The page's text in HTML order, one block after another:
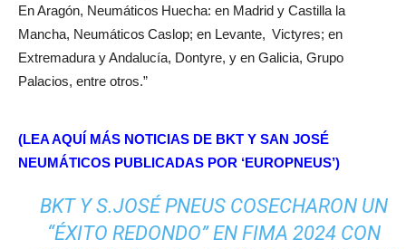
En Aragón, Neumáticos Huecha: en Madrid y Castilla la
Mancha, Neumáticos Caslop; en Levante, Victyres; en
Extremadura y Andalucía, Dontyre, y en Galicia, Grupo
Palacios, entre otros.”
(LEA AQUÍ MÁS NOTICIAS DE BKT Y SAN JOSÉ
NEUMÁTICOS PUBLICADAS POR ‘EUROPNEUS’)
BKT Y S.JOSÉ PNEUS COSECHARON UN
“ÉXITO REDONDO” EN FIMA 2024 CON